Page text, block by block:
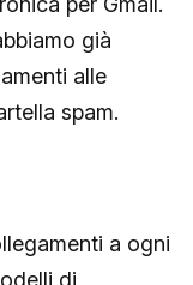
già
alle
spam.
a ogni
di